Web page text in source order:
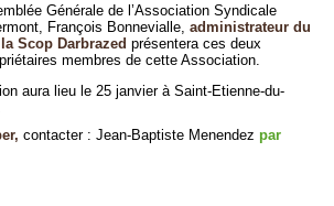
Générale de l’Association Syndicale
François Bonnevialle, administrateur du
Scop Darbrazed présentera ces deux
membres de cette Association.
aura lieu le 25 janvier à Saint-Etienne-du-
contacter : Jean-Baptiste Menendez par